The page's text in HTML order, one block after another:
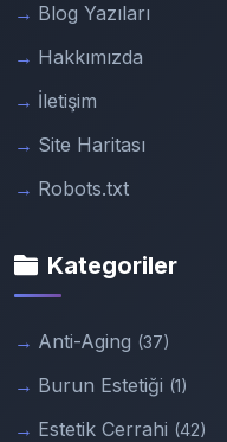
Blog Yazıları
Hakkımızda
İletişim
Site Haritası
Robots.txt
Kategoriler
Anti-Aging (37)
Burun Estetiği (1)
Estetik Cerrahi (42)